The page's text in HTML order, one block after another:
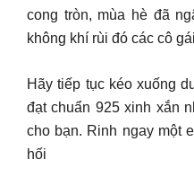
cong tròn, mùa hè đã
không khí rùi đó các cô
Hãy tiếp tục kéo xuống
đạt chuẩn 925 xinh xắn
cho bạn. Rinh ngay một
hối